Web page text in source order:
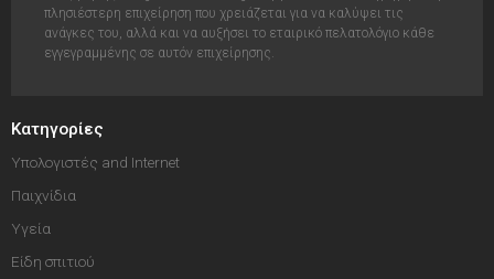
πλησιέστερη επιχείρηση που χρειάζεται για να καλύψει τις
ανάγκες του, αλλά και να αυξήσει το εταιρικό πελατολόγιο κάθε
εγγεγραμμένης σε αυτόν επιχείρησης.
Κατηγορίες
Υπολογιστές and Internet
Παιχνίδια
Υγεία
Είδη σπιτιού